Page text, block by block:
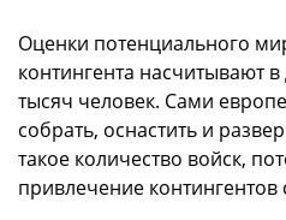
Оценки потенциального
контингента насчитывают
тысяч человек. Сами
собрать, оснастить и
такое количество войск,
привлечение контингентов